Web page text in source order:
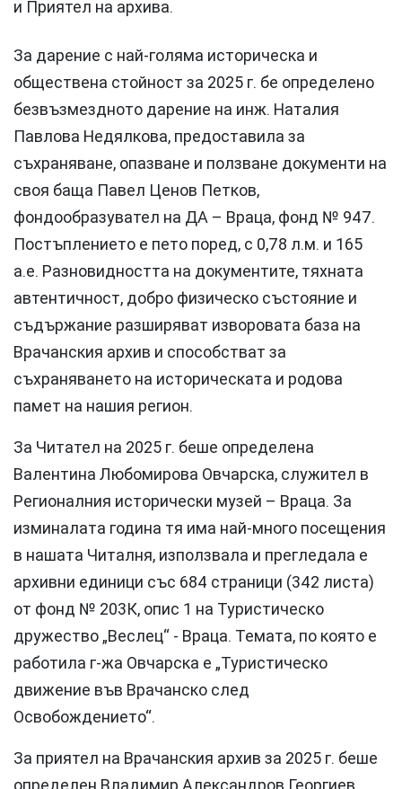
и Приятел на архива.
За дарение с най-голяма историческа и
обществена стойност за 2025 г. бе определено
безвъзмездното дарение на инж. Наталия
Павлова Недялкова, предоставила за
съхраняване, опазване и ползване документи на
своя баща Павел Ценов Петков,
фондообразувател на ДА – Враца, фонд № 947.
Постъплението е пето поред, с 0,78 л.м. и 165
а.е. Разновидността на документите, тяхната
автентичност, добро физическо състояние и
съдържание разширяват изворовата база на
Врачанския архив и способстват за
съхраняването на историческата и родова
памет на нашия регион.
За Читател на 2025 г. беше определена
Валентина Любомирова Овчарска, служител в
Регионалния исторически музей – Враца. За
изминалата година тя има най-много посещения
в нашата Читалня, използвала и прегледала е
архивни единици със 684 страници (342 листа)
от фонд № 203К, опис 1 на Туристическо
дружество „Веслец“ - Враца. Темата, по която е
работила г-жа Овчарска е „Туристическо
движение във Врачанско след
Освобождението“.
За приятел на Врачанския архив за 2025 г. беше
определен Владимир Александров Георгиев.